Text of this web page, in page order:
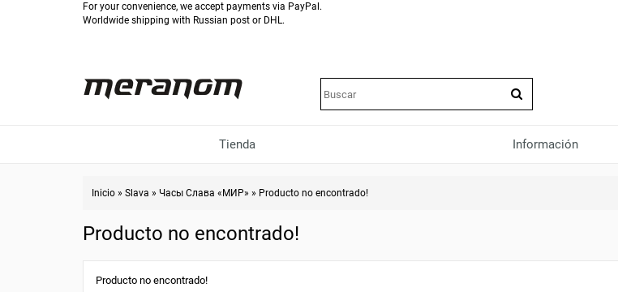
For your convenience, we accept payments via PayPal.
Worldwide shipping with Russian post or DHL.
Tienda Información
Inicio » Slava » Часы Слава «МИР» » Producto no encontrado!
Producto no encontrado!
Producto no encontrado!